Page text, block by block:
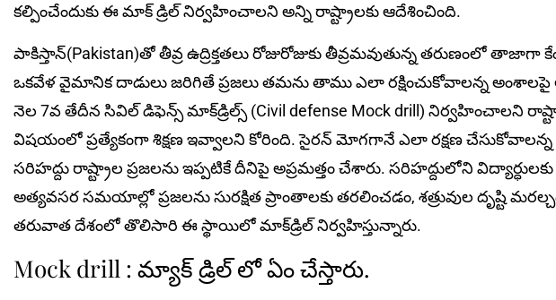
కల్పించేందుకు ఈ మాక్‌ డ్రిల్‌ నిర్వహించాలని అన్ని రాష్ట్రాలకు ఆదేశించింది.
పాకిస్తాన్‌(Pakistan)తో తీవ్ర ఉద్రిక్తతలు రోజురోజుకు తీవ్రమవుతున్న తరుణంలో
ఒకవేళ వైమానిక దాడులు జరిగితే ప్రజలు తమను తాము ఎలా రక్షించుకోవాలన్న
నెల 7వ తేదీన సివిల్‌ డిఫెన్స్‌ మాక్‌డ్రిల్స్‌ (Civil defense Mock drill) నిర్వహించాలని
విషయంలో ప్రత్యేకంగా శిక్షణ ఇవ్వాలని కోరింది. సైరన్‌ మోగగానే ఎలా రక్షణ
సరిహద్దు రాష్ట్రాల ప్రజలను ఇప్పటికే దీనిపై అప్రమత్తం చేశారు. సరిహద్దులోని
అత్యవసర సమయాల్లో ప్రజలను సురక్షిత ప్రాంతాలకు తరలించడం, శత్రువుల దృష్టి
తరువాత దేశంలో తొలిసారి ఈ స్థాయిలో మాక్‌డ్రిల్‌ నిర్వహిస్తున్నారు.
Mock drill : మ్యాక్ డ్రిల్ లో ఏం చేస్తారు.